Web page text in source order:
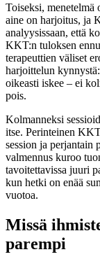
Toiseksi,
aine on harjoitus, ja
analyysissaan, että
KKT:n tuloksen
terapeuttien väliset
harjoittelun
oikeasti iskee – ei
pois.
Kolmanneksi
itse. Perinteinen
session ja perjantain
valmennus kuroo
tavoitettavissa juuri
kun hetki on enää
vuotoa.
Missä
parempi